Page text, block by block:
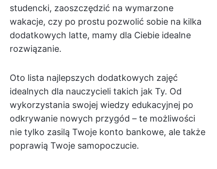
studencki, zaoszczędzić na wymarzone
wakacje, czy po prostu pozwolić sobie na kilka
dodatkowych latte, mamy dla Ciebie idealne
rozwiązanie.
Oto lista najlepszych dodatkowych zajęć
idealnych dla nauczycieli takich jak Ty. Od
wykorzystania swojej wiedzy edukacyjnej po
odkrywanie nowych przygód – te możliwości
nie tylko zasilą Twoje konto bankowe, ale także
poprawią Twoje samopoczucie.